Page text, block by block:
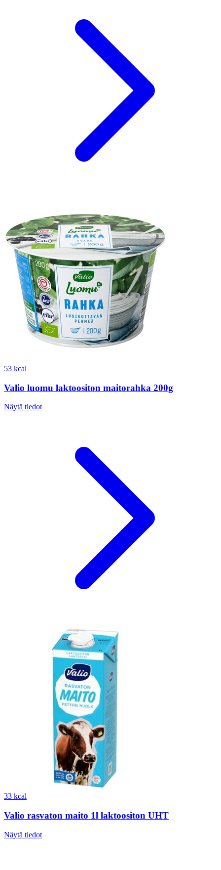
53 kcal
Valio luomu laktoositon maitorahka 200g
Näytä tiedot
33 kcal
Valio rasvaton maito 1l laktoositon UHT
Näytä tiedot